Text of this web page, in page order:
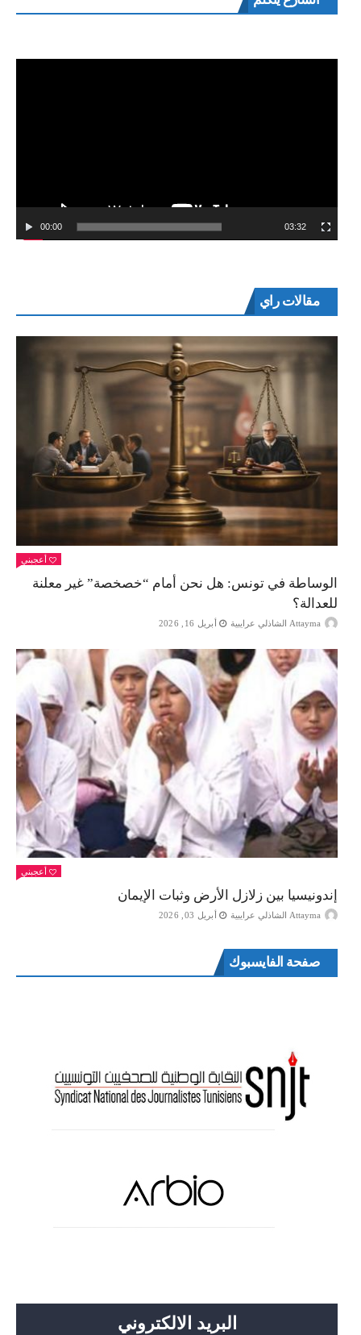
00:00 03:32
مقالات راي
أعجبني
الوساطة في تونس: هل نحن أمام “خصخصة” غير معلنة
للعدالة؟
Attayma الشاذلي عرايبية أبريل 16, 2026
أعجبني
إندونيسيا بين زلازل الأرض وثبات الإيمان
Attayma الشاذلي عرايبية أبريل 03, 2026
صفحة الفايسبوك
البريد الالكتروني